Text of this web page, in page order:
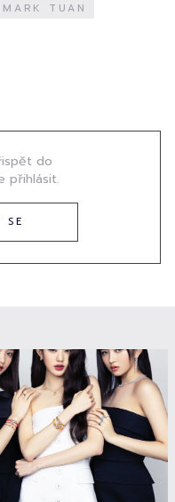
MARK TUAN
do
přihlásit.
SE